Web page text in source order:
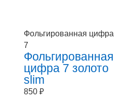
Фольгированная цифра
7
Фольгированная
цифра 7 золото
slim
850 ₽